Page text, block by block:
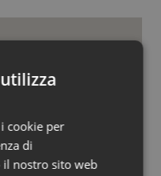
in Emilia-Romagna:
1.530 studi, il
ultimi cinque
cookie per
di
il nostro sito web